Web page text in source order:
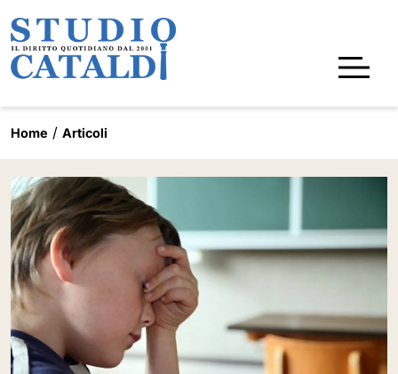
Home Articoli